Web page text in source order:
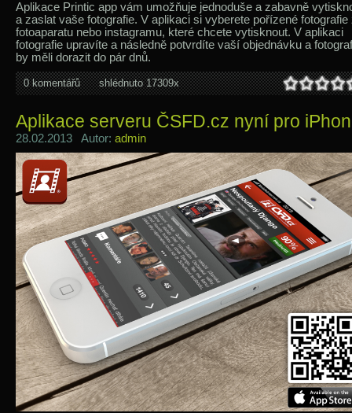
Aplikace Printic app vám umožňuje jednoduše a zabavně
a zaslat vaše fotografie. V aplikaci si vyberete pořízené fotografie
fotoaparatu nebo instagramu, které chcete vytisknout. V aplikaci
fotografie upravíte a následně potvrdíte vaší objednávku a
by měli dorazit do pár dnů.
0 komentářů shlédnuto 17309x
Aplikace serveru ČSFD.cz nyní pro
28.02.2013 Autor: admin